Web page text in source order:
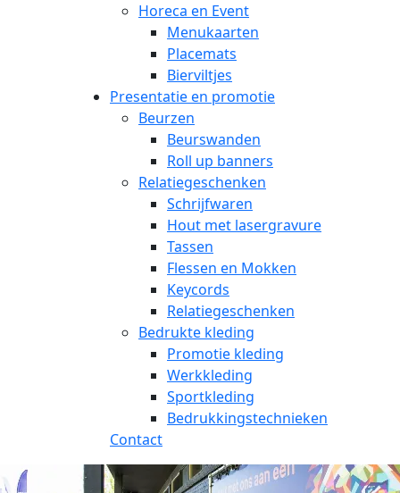
Horeca en Event
Menukaarten
Placemats
Bierviltjes
Presentatie en promotie
Beurzen
Beurswanden
Roll up banners
Relatiegeschenken
Schrijfwaren
Hout met lasergravure
Tassen
Flessen en Mokken
Keycords
Relatiegeschenken
Bedrukte kleding
Promotie kleding
Werkkleding
Sportkleding
Bedrukkingstechnieken
Contact